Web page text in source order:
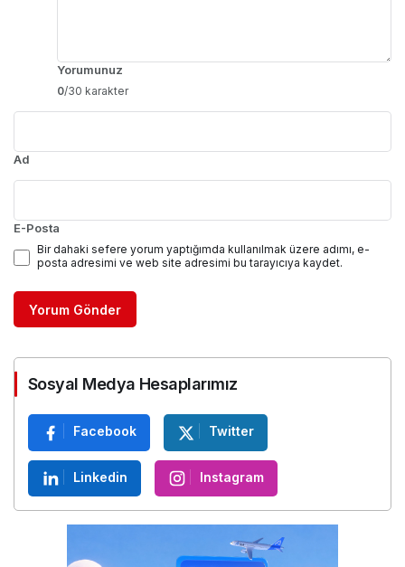
Yorumunuz
0/30 karakter
Ad
E-Posta
Bir dahaki sefere yorum yaptığımda kullanılmak üzere adımı, e-
posta adresimi ve web site adresimi bu tarayıcıya kaydet.
Yorum Gönder
Sosyal Medya Hesaplarımız
Facebook Twitter
Linkedin Instagram